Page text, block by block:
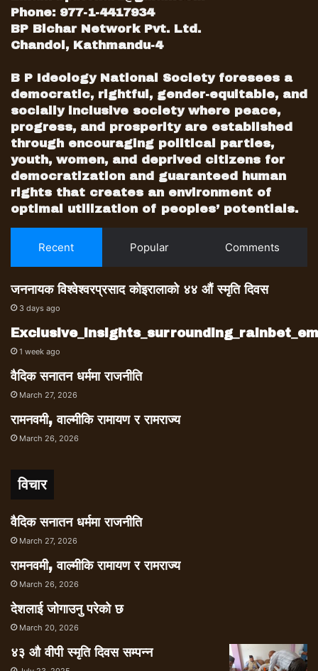
Phone: 977-1-4417934
BP Bichar Network Pvt. Ltd.
Chandol, Kathmandu-4
B P Ideology National Society foresees a
democratic, rightful, gender-equitable, and
socially inclusive society where peace,
progress, and prosperity are established
through encouraging political parties,
youth, women, and deprived citizens for
democratization and guaranteed human
rights that creates an environment of
optimal utilization of peoples’ potentials.
Recent Popular Comments
जननायक विश्वेश्वरप्रसाद कोइरालाको ४४ औं स्मृति दिवस
3 days ago
1 week ago
वैदिक सनातन धर्ममा राजनीति
March 27, 2026
रामनवमी, वाल्मीकि रामायण र रामराज्य
March 26, 2026
विचार
वैदिक सनातन धर्ममा राजनीति
March 27, 2026
रामनवमी, वाल्मीकि रामायण र रामराज्य
March 26, 2026
देशलाई जोगाउनु परेको छ
March 20, 2026
४३ औ वीपी स्मृति दिवस सम्पन्न